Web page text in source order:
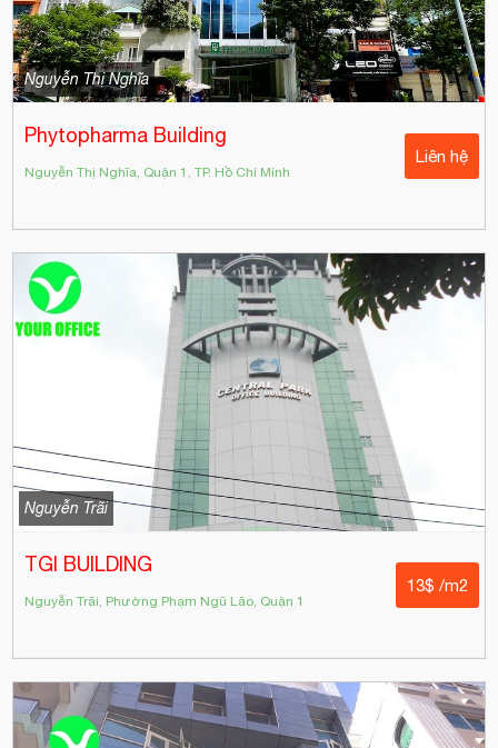
Nguyễn Thị Nghĩa
Phytopharma Building
Nguyễn Thị Nghĩa, Quận 1, TP. Hồ Chí Minh
Liên hệ
Nguyễn Trãi
TGI BUILDING
Nguyễn Trãi, Phường Phạm Ngũ Lão, Quận 1
13$ /m2